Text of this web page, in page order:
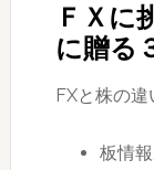
ＦＸに
に贈る
FXと株の違
板情